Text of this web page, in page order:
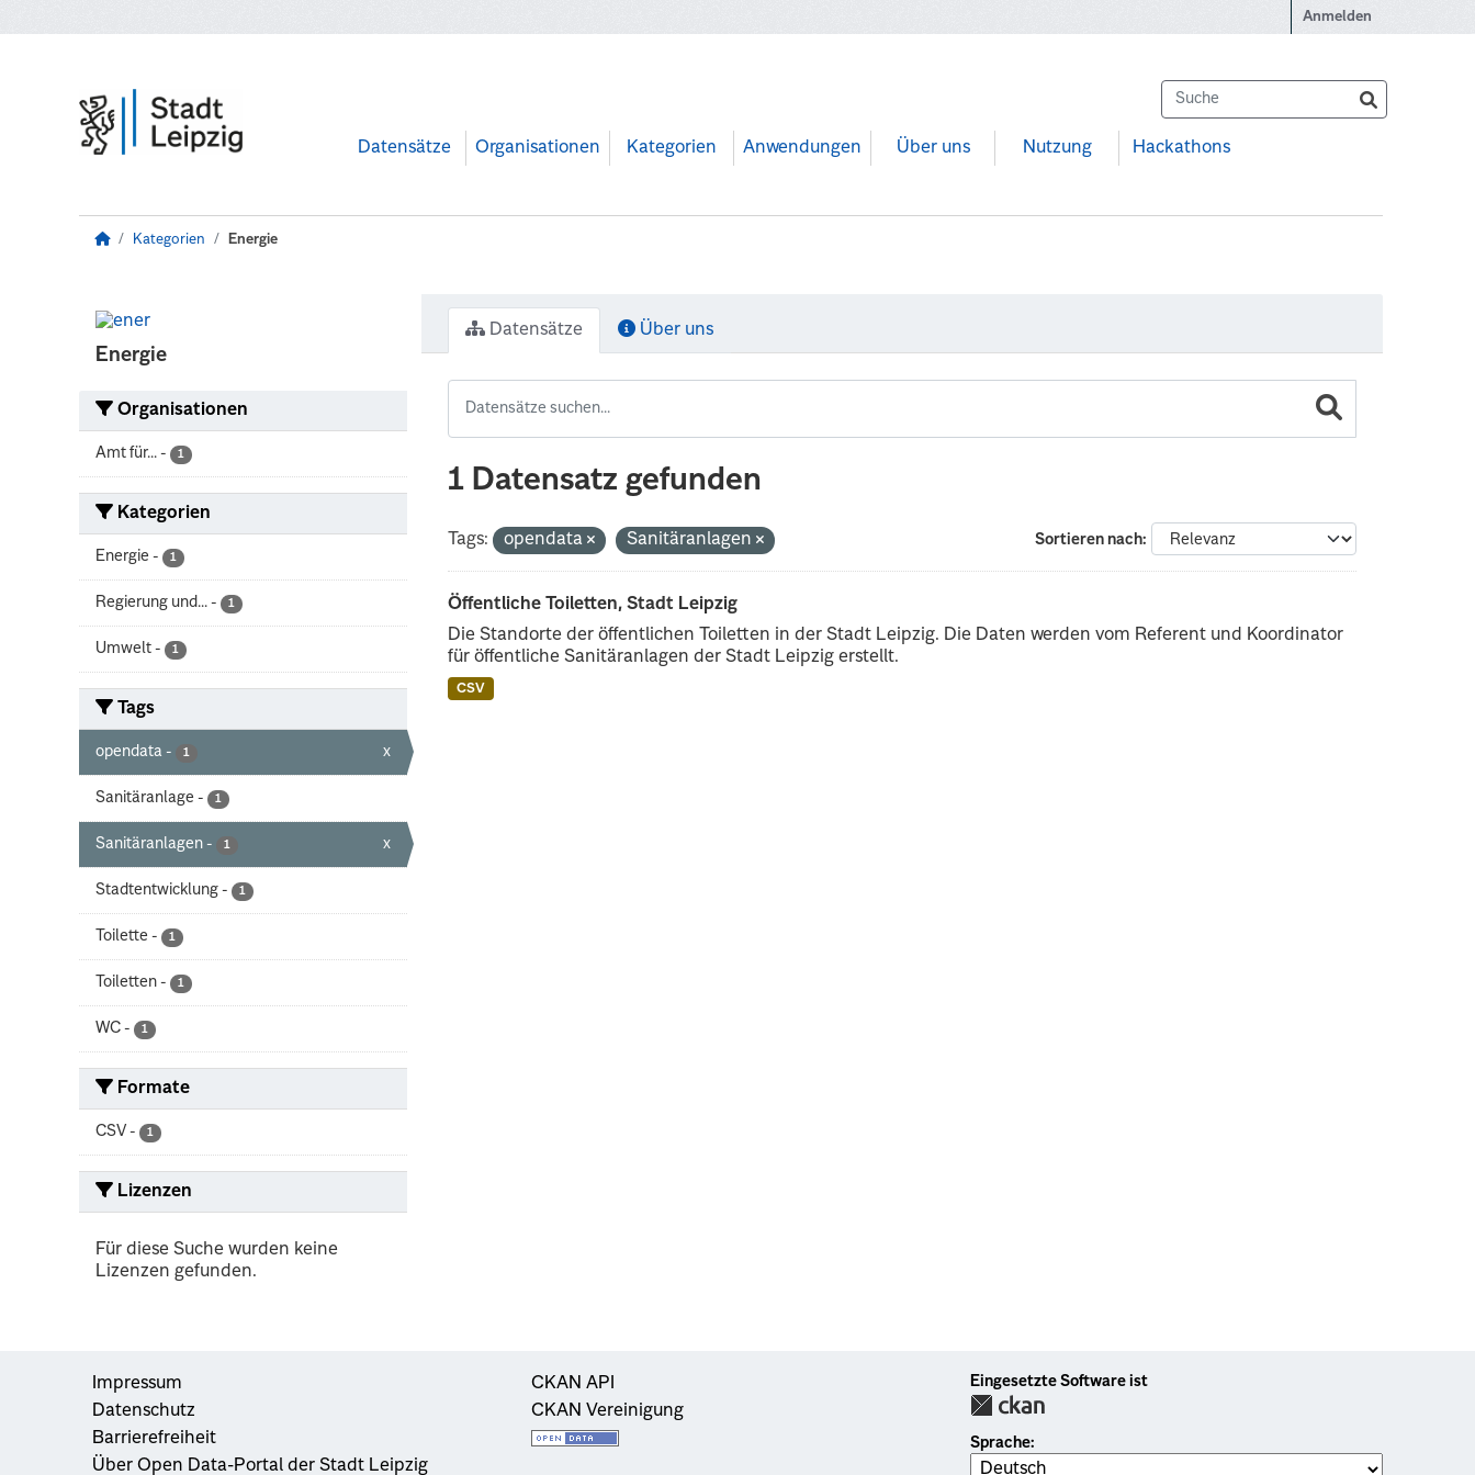
Anmelden
Datensätze Organisationen Kategorien Anwendungen Über uns Nutzung Hackathons
Kategorien Energie
Energie
Organisationen
Amt für... - 1
Kategorien
Energie - 1
Regierung und... - 1
Umwelt - 1
Tags
opendata - 1 x
Sanitäranlage - 1
Sanitäranlagen - 1 x
Stadtentwicklung - 1
Toilette - 1
Toiletten - 1
WC - 1
Formate
CSV - 1
Lizenzen
Für diese Suche wurden keine
Lizenzen gefunden.
Datensätze Über uns
1 Datensatz gefunden
Sortieren nach
Tags: opendata Sanitäranlagen
Öffentliche Toiletten, Stadt Leipzig
Die Standorte der öffentlichen Toiletten in der Stadt Leipzig. Die Daten werden vom Referent und Koordinator
für öffentliche Sanitäranlagen der Stadt Leipzig erstellt.
CSV
Impressum
Datenschutz
Barrierefreiheit
Über Open Data-Portal der Stadt Leipzig
CKAN API
CKAN Vereinigung
Eingesetzte Software ist
Sprache